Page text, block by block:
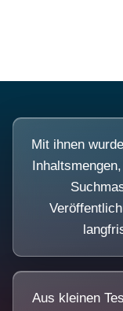
Mit ihnen
Aus kleinen